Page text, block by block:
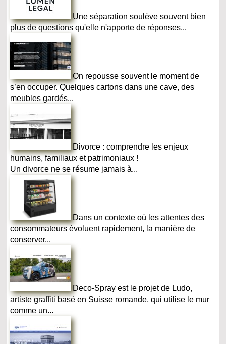
Une séparation soulève souvent bien
plus de questions qu'elle n'apporte de réponses...
On repousse souvent le moment de
s’en occuper. Quelques cartons dans une cave, des
meubles gardés...
Divorce : comprendre les enjeux
humains, familiaux et patrimoniaux !
Un divorce ne se résume jamais à...
Dans un contexte où les attentes des
consommateurs évoluent rapidement, la manière de
conserver...
Deco-Spray est le projet de Ludo,
artiste graffiti basé en Suisse romande, qui utilise le mur
comme un...